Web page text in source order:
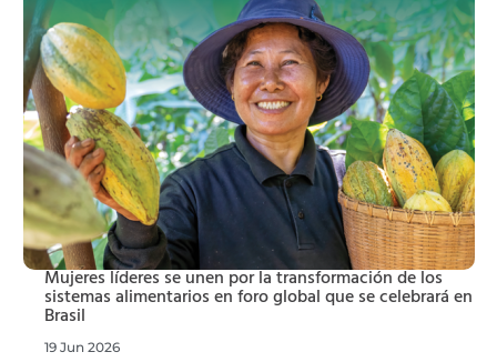
Mujeres líderes se unen por la transformación de los
sistemas alimentarios en foro global que se celebrará en
Brasil
19 Jun 2026